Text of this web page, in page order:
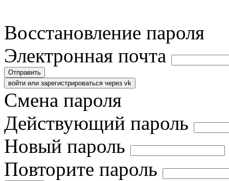
Восстановление пароля
Электронная почта
Отправить
войти или зарегистрироваться через vk
Смена пароля
Действующий пароль
Новый пароль
Повторите пароль